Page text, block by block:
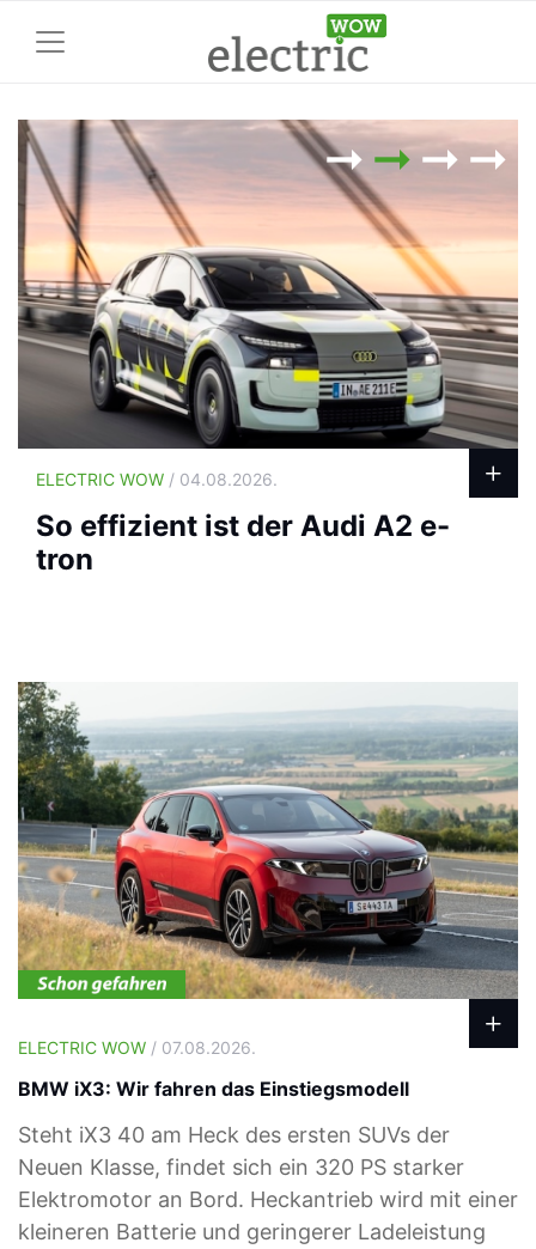
ELECTRIC WOW / 04.08.2026.
So effizient ist der Audi A2 e-
tron
ELECTRIC WOW / 07.08.2026.
BMW iX3: Wir fahren das Einstiegsmodell
Steht iX3 40 am Heck des ersten SUVs der
Neuen Klasse, findet sich ein 320 PS starker
Elektromotor an Bord. Heckantrieb wird mit einer
kleineren Batterie und geringerer Ladeleistung